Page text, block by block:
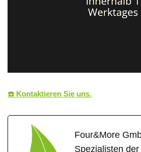
☎️ Kontaktieren Sie uns.
Four&More
Spezialisten